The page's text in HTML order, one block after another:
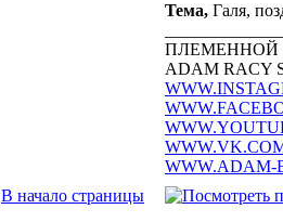
Тема, Галя,
ПЛЕМЕННОЙ
ADAM RACY
WWW.ADAM-
В начало страницы